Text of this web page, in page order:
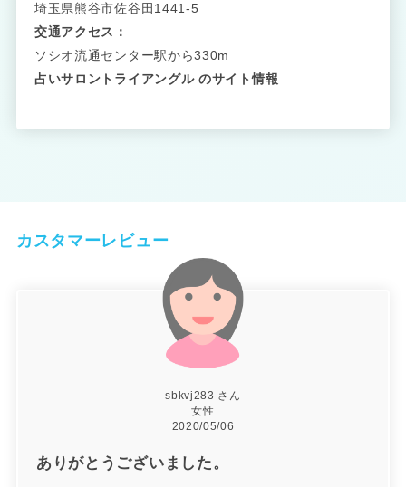
埼玉県熊谷市佐谷田1441-5
交通アクセス：
ソシオ流通センター駅から330m
占いサロントライアングル のサイト情報
カスタマーレビュー
sbkvj283 さん
女性
2020/05/06
ありがとうございました。